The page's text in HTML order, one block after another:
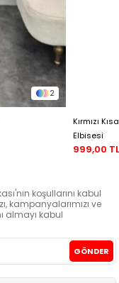
2
Kırmızı
Elbisesi
999,00
koşullarını kabul
kampanyalarımızı ve
almayı kabul
GÖNDER